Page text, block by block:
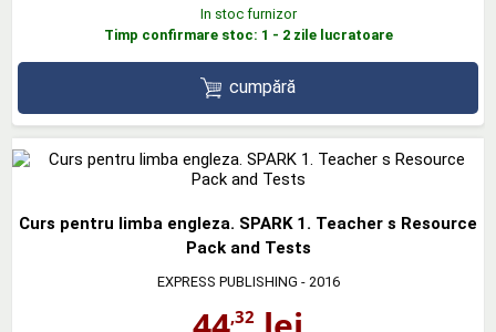
In stoc furnizor
Timp confirmare stoc: 1 - 2 zile lucratoare
cumpără
Curs pentru limba engleza. SPARK 1. Teacher s Resource
Pack and Tests
EXPRESS PUBLISHING - 2016
,32